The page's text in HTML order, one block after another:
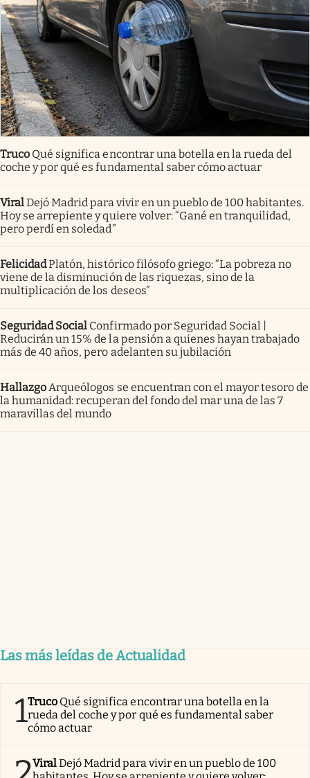
Truco Qué significa encontrar una botella en la rueda del
coche y por qué es fundamental saber cómo actuar
ViralDejó Madrid para vivir en un pueblo de 100 habitantes.
Hoy se arrepiente y quiere volver: “Gané en tranquilidad,
pero perdí en soledad”
FelicidadPlatón, histórico filósofo griego: “La pobreza no
viene de la disminución de las riquezas, sino de la
multiplicación de los deseos”
Seguridad Social Confirmado por Seguridad Social |
Reducirán un 15% de la pensión a quienes hayan trabajado
más de 40 años, pero adelanten su jubilación
Hallazgo Arqueólogos se encuentran con el mayor tesoro de
la humanidad: recuperan del fondo del mar una de las 7
maravillas del mundo
Las más leídas de Actualidad
1Truco Qué significa encontrar una botella en la
rueda del coche y por qué es fundamental saber
cómo actuar
ViralDejó Madrid para vivir en un pueblo de 100